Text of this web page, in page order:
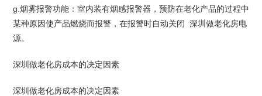
g.烟雾报警功能：室内装有烟感报警器，预防在老化产品的过程中
某种原因使产品燃烧而报警，在报警时自动关闭 深圳做老化房电
源。
深圳做老化房成本的决定因素
深圳做老化房成本的决定因素